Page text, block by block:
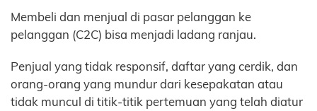
Membeli dan menjual di pasar pelanggan ke
pelanggan (C2C) bisa menjadi ladang ranjau.
Penjual yang tidak responsif, daftar yang cerdik, dan
orang-orang yang mundur dari kesepakatan atau
tidak muncul di titik-titik pertemuan yang telah diatur